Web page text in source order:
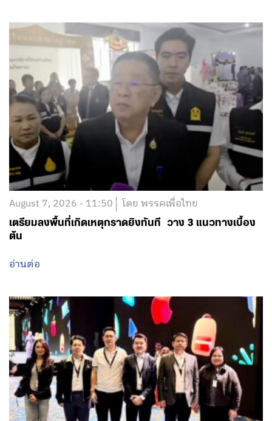
August 7, 2026 - 11:50 โดย พรรคเพื่อไทย
เตรียมลงพื้นที่เกิดเหตุกราดยิงทันที วาง 3 แนวทางเบื้อง
ต้น
อ่านต่อ